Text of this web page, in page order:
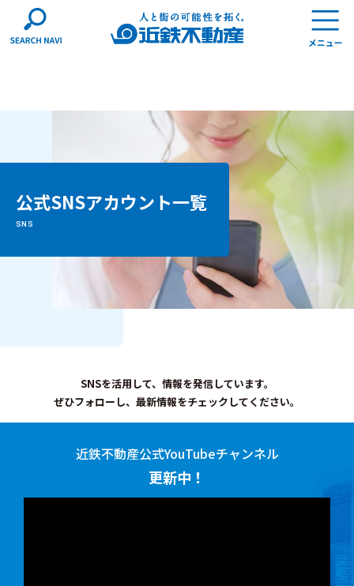
公式SNSアカウント一覧
SNS
SNSを活用して、情報を発信しています。
ぜひフォローし、最新情報をチェックしてください。
近鉄不動産公式YouTubeチャンネル
更新中！